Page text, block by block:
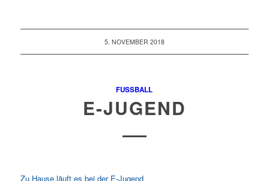
5. NOVEMBER 2018
FUSSBALL
E-JUGEND
Zu Hause läuft es bei der E-Jugend